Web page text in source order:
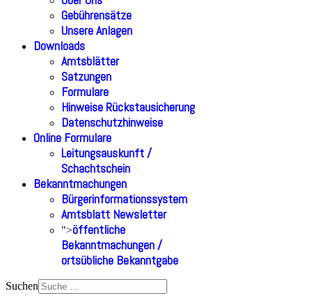
Gebührensätze
Unsere Anlagen
Downloads
Amtsblätter
Satzungen
Formulare
Hinweise Rückstausicherung
Datenschutzhinweise
Online Formulare
Leitungsauskunft /
Schachtschein
Bekanntmachungen
Bürgerinformationssystem
Amtsblatt Newsletter
">öffentliche
Bekanntmachungen /
ortsübliche Bekanntgabe
Suchen